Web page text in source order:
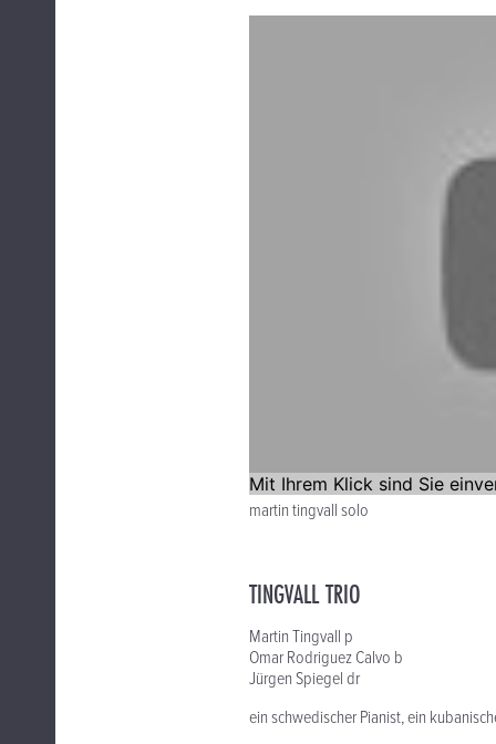
martin tingvall solo
TINGVALL TRIO
Martin Tingvall p
Omar Rodriguez Calvo b
Jürgen Spiegel dr
ein schwedischer Pianist, ein